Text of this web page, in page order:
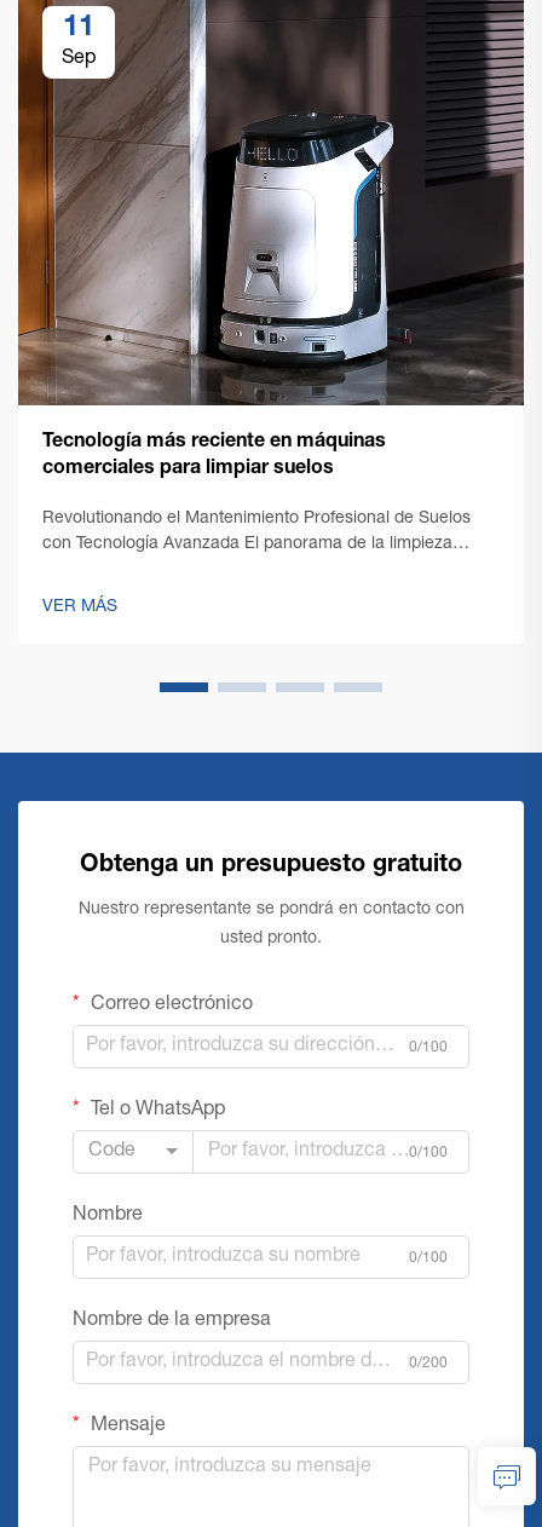
11
Sep
Tecnología más reciente en máquinas
comerciales para limpiar suelos
Revolutionando el Mantenimiento Profesional de Suelos
con Tecnología Avanzada El panorama de la limpieza
con la aparición de tecnología de vanguardia en máquinas
VER MÁS
Obtenga un presupuesto gratuito
Nuestro representante se pondrá en contacto con
usted pronto.
Correo electrónico
0/100
Tel o WhatsApp
Code 0/100
Nombre
0/100
Nombre de la empresa
0/200
Mensaje